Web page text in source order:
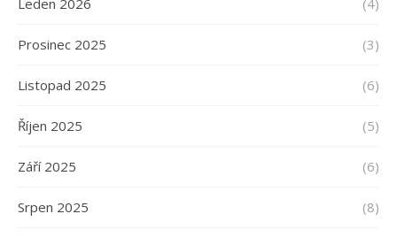
Prosinec 2025 (3)
Listopad 2025 (6)
Říjen 2025 (5)
Září 2025 (6)
Srpen 2025 (8)